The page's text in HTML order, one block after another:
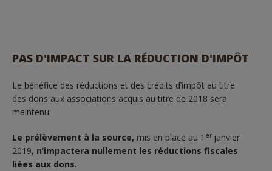
PAS D'IMPACT SUR LA RÉDUCTION D'IMPÔT
Le bénéfice des réductions et des crédits d’impôt au titre
des dons aux associations acquis au titre de 2018 sera
maintenu.
Le prélèvement à la source, mis en place au 1 er janvier
2019, n’impactera nullement les réductions fiscales
liées aux dons.